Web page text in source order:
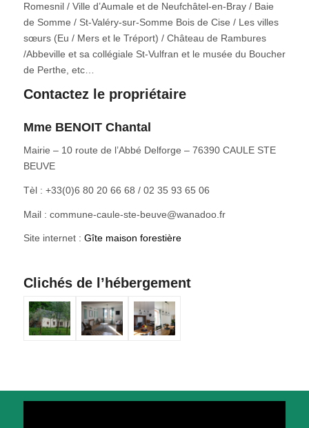
Romesnil / Ville d’Aumale et de Neufchâtel-en-Bray / Baie
de Somme / St-Valéry-sur-Somme Bois de Cise / Les villes
sœurs (Eu / Mers et le Tréport) / Château de Rambures
/Abbeville et sa collégiale St-Vulfran et le musée du Boucher
de Perthe, etc…
Contactez le propriétaire
Mme BENOIT Chantal
Mairie – 10 route de l’Abbé Delforge – 76390 CAULE STE
BEUVE
Tèl : +33(0)6 80 20 66 68 / 02 35 93 65 06
Mail : commune-caule-ste-beuve@wanadoo.fr
Site internet : Gîte maison forestière
Clichés de l’hébergement